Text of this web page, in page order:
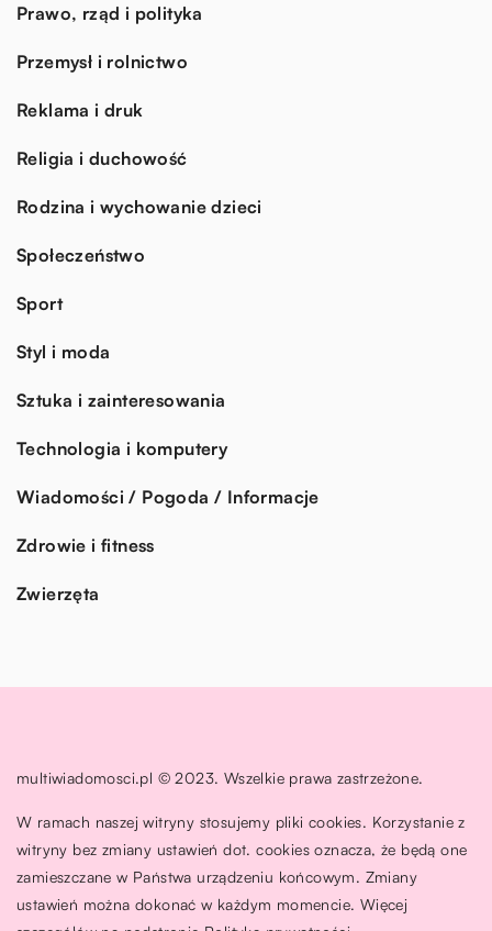
Prawo, rząd i polityka
Przemysł i rolnictwo
Reklama i druk
Religia i duchowość
Rodzina i wychowanie dzieci
Społeczeństwo
Sport
Styl i moda
Sztuka i zainteresowania
Technologia i komputery
Wiadomości / Pogoda / Informacje
Zdrowie i fitness
Zwierzęta
multiwiadomosci.pl © 2023. Wszelkie prawa zastrzeżone.
W ramach naszej witryny stosujemy pliki cookies. Korzystanie z
witryny bez zmiany ustawień dot. cookies oznacza, że będą one
zamieszczane w Państwa urządzeniu końcowym. Zmiany
ustawień można dokonać w każdym momencie. Więcej